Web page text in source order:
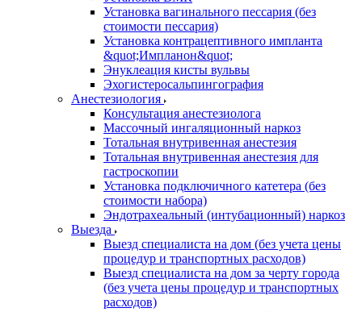
Установка вагинального пессария (без
стоимости пессария)
Установка контрацептивного импланта
&quot;Импланон&quot;
Энуклеация кисты вульвы
Эхогистеросальпингография
Анестезиология
Консультация анестезиолога
Массочный ингаляционный наркоз
Тотальная внутривенная анестезия
Тотальная внутривенная анестезия для
гастроскопии
Установка подключичного катетера (без
стоимости набора)
Эндотрахеальный (интубационный) наркоз
Выезда
Выезд специалиста на дом (без учета цены
процедур и транспортных расходов)
Выезд специалиста на дом за черту города
(без учета цены процедур и транспортных
расходов)